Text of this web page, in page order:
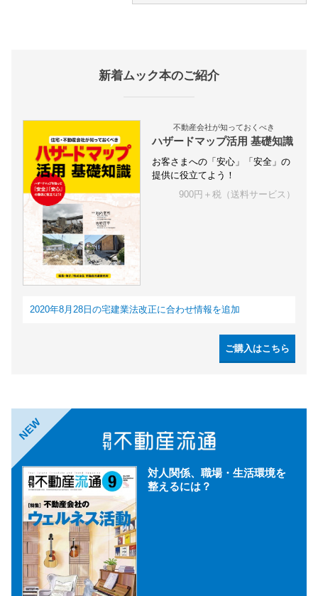
新着ムック本のご紹介
不動産会社が知っておくべき
ハザードマップ活用 基礎知識
お客さまへの「安心」「安全」の
提供に役立てよう！
900円＋税（送料サービス）
2020年8月28日の宅建業法改正に合わせ情報を追加
ご購入はこちら
NEW
対人関係、職場・生活環境を
整えるには？